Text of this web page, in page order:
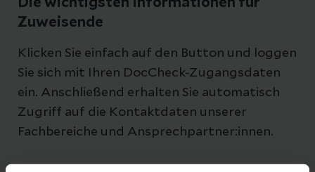
Die wichtigsten Informationen für
Zuweisende
Klicken Sie einfach auf den Button und loggen
Sie sich mit Ihren DocCheck-Zugangsdaten
ein. Anschließend erhalten Sie automatisch
Zugriff auf die Kontaktdaten unserer
Fachbereiche und Ansprechpartner:innen.